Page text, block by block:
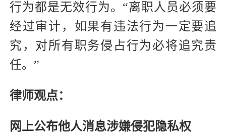
行为都是无效行为。“离职人员必须要
经过审计，如果有违法行为一定要追
究，对所有职务侵占行为必将追究责
任。”
律师观点：
网上公布他人消息涉嫌侵犯隐私权